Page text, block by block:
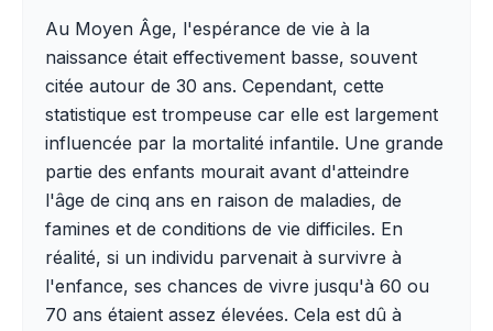
Au Moyen Âge, l'espérance de vie à la
naissance était effectivement basse, souvent
citée autour de 30 ans. Cependant, cette
statistique est trompeuse car elle est largement
influencée par la mortalité infantile. Une grande
partie des enfants mourait avant d'atteindre
l'âge de cinq ans en raison de maladies, de
famines et de conditions de vie difficiles. En
réalité, si un individu parvenait à survivre à
l'enfance, ses chances de vivre jusqu'à 60 ou
70 ans étaient assez élevées. Cela est dû à